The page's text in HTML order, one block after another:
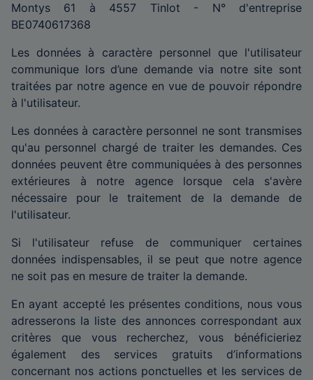
Montys 61 à 4557 Tinlot - N° d'entreprise
BE0740617368
Les données à caractère personnel que l'utilisateur
communique lors d’une demande via notre site sont
traitées par notre agence en vue de pouvoir répondre
à l'utilisateur.
Les données à caractère personnel ne sont transmises
qu'au personnel chargé de traiter les demandes. Ces
données peuvent être communiquées à des personnes
extérieures à notre agence lorsque cela s'avère
nécessaire pour le traitement de la demande de
l'utilisateur.
Si l'utilisateur refuse de communiquer certaines
données indispensables, il se peut que notre agence
ne soit pas en mesure de traiter la demande.
En ayant accepté les présentes conditions, nous vous
adresserons la liste des annonces correspondant aux
critères que vous recherchez, vous bénéficieriez
également des services gratuits d’informations
concernant nos actions ponctuelles et les services de